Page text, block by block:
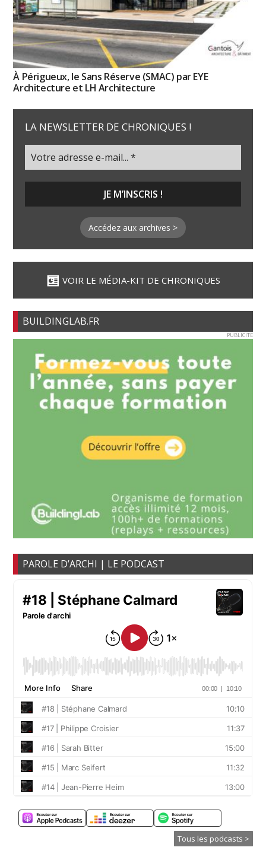
À Périgueux, le Sans Réserve (SMAC) par EYE
Architecture et LH Architecture
LA NEWSLETTER DE CHRONIQUES !
Accédez aux archives >
VOIR LE MÉDIA-KIT DE CHRONIQUES
BUILDINGLAB.FR
PUBLICITE
PAROLE D’ARCHI | LE PODCAST
Tous les podcasts >